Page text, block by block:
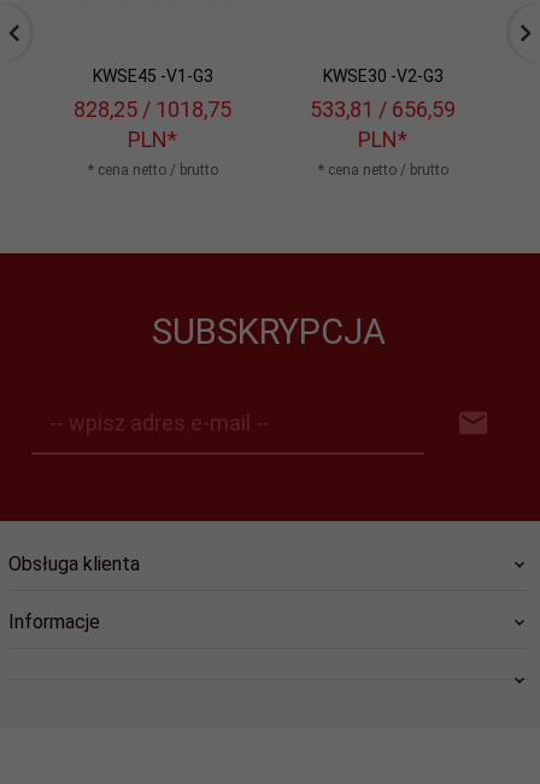
KWSE45 -V1-G3
828,25 / 1018,75
PLN*
* cena netto / brutto
KWSE30 -V2-G3
533,81 / 656,59
PLN*
* cena netto / brutto
SUBSKRYPCJA
-- wpisz adres e-mail --
Obsługa klienta
Informacje